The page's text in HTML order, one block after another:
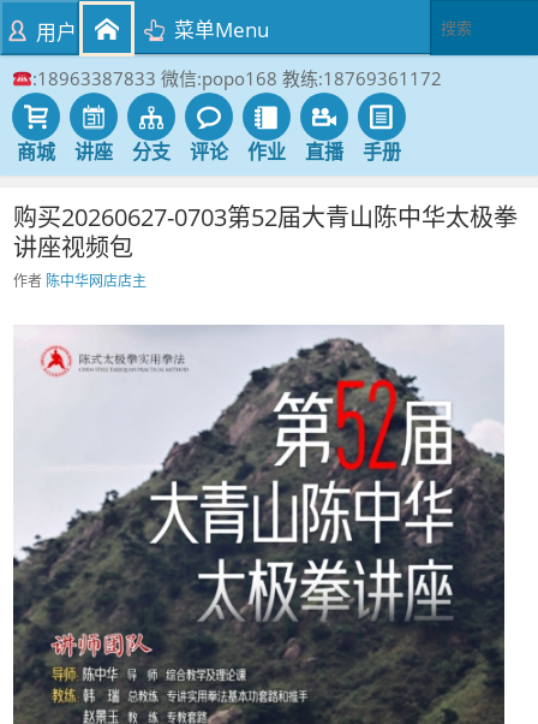
:18963387833 微信:popo168 教练:18769361172
商城 讲座 分支 评论 作业 直播 手册
用户 菜单Menu
购买20260627-0703第52届大青山陈中华太极拳
讲座视频包
作者 陈中华网店店主